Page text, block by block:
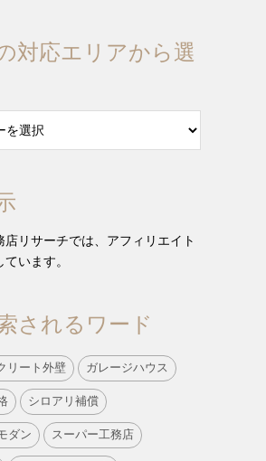
対応エリアから選
店リサーチでは、アフィリエイト
います。
されるワード
リート外壁 ガレージハウス
シロアリ補償
ダン スーパー工務店